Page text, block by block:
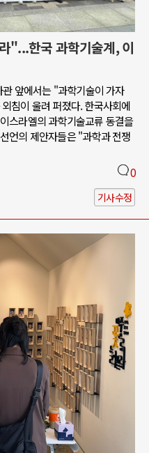
"...한국 과학기술계, 이
앞에서는 "과학기술이 가자
침이 울려 퍼졌다. 한국사회에
스라엘의 과학기술교류 동결을
언의 제안자들은 "과학과 전쟁
0
기사수정